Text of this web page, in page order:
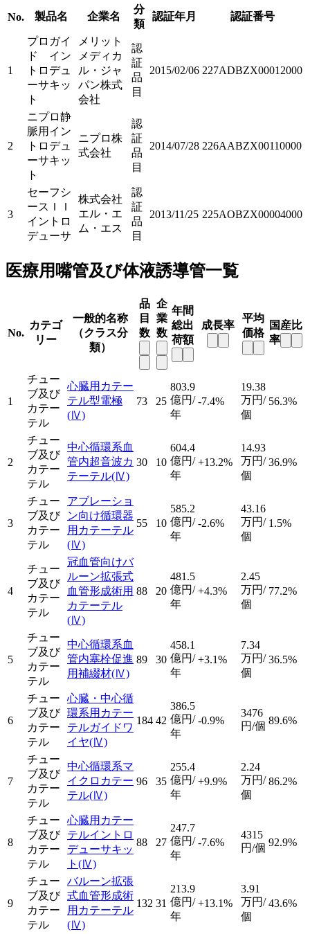
No. 製品名 企業名
分
類
認証年月 認証番号
1
プロガイ
ド イン
トロデュ
ーサキッ
ト
メリット
メディカ
ル・ジャ
パン株式
会社
認
証
品
目
2015/02/06 227ADBZX00012000
2
ニプロ静
脈用イン
トロデュ
ーサキッ
ト
ニプロ株
式会社
認
証
品
目
2014/07/28 226AABZX00110000
3
セーフシ
ースＩＩ
イントロ
デューサ
株式会社
エル・エ
ム・エス
認
証
品
目
2013/11/25 225AOBZX00004000
医療用嘴管及び体液誘導管一覧
No.
カテゴ
リー
一般的名称
（クラス分
類）
品
目
数
企
業
数
年間
総出
荷額
成長率
平均
価格
国産比
率
1
チュー
ブ及び
カテー
テル
心臓用カテー
テル型電極
(Ⅳ)
73 25
803.9
億円/
年
-7.4%
19.38
万円/
個
56.3%
2
チュー
ブ及び
カテー
テル
中心循環系血
管内超音波カ
テーテル(Ⅳ)
30 10
604.4
億円/
年
+13.2%
14.93
万円/
個
36.9%
3
チュー
ブ及び
カテー
テル
アブレーショ
ン向け循環器
用カテーテル
(Ⅳ)
55 10
585.2
億円/
年
-2.6%
43.16
万円/
個
1.5%
4
チュー
ブ及び
カテー
テル
冠血管向けバ
ルーン拡張式
血管形成術用
カテーテル
(Ⅳ)
88 20
481.5
億円/
年
+4.3%
2.45
万円/
個
77.2%
5
チュー
ブ及び
カテー
テル
中心循環系血
管内塞栓促進
用補綴材(Ⅳ)
89 30
458.1
億円/
年
+3.1%
7.34
万円/
個
36.5%
6
チュー
ブ及び
カテー
テル
心臓・中心循
環系用カテー
テルガイドワ
イヤ(Ⅳ)
184 42
386.5
億円/
年
-0.9%
3476
円/個 89.6%
7
チュー
ブ及び
カテー
テル
中心循環系マ
イクロカテー
テル(Ⅳ)
96 35
255.4
億円/
年
+9.9%
2.24
万円/
個
86.2%
8
チュー
ブ及び
カテー
テル
心臓用カテー
テルイントロ
デューサキッ
ト (Ⅳ)
88 27
247.7
億円/
年
-7.6%
4315
円/個 92.9%
9
チュー
ブ及び
カテー
テル
バルーン拡張
式血管形成術
用カテーテル
(Ⅳ)
132 31
213.9
億円/
年
+13.1%
3.91
万円/
個
43.6%